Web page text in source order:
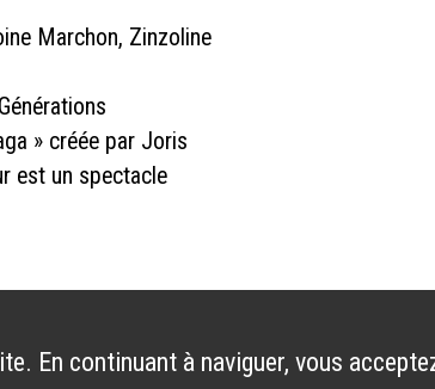
Marchon, Zinzoline
» créée par Joris
est un spectacle
En continuant à naviguer, vous